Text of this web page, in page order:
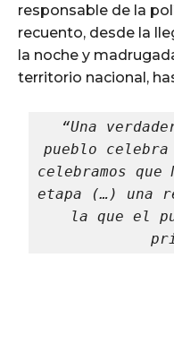
responsable de la
recuento, desde la
la noche y
territorio nacional,
“Una
pueblo celebra
celebramos que
etapa (…) una
la que el